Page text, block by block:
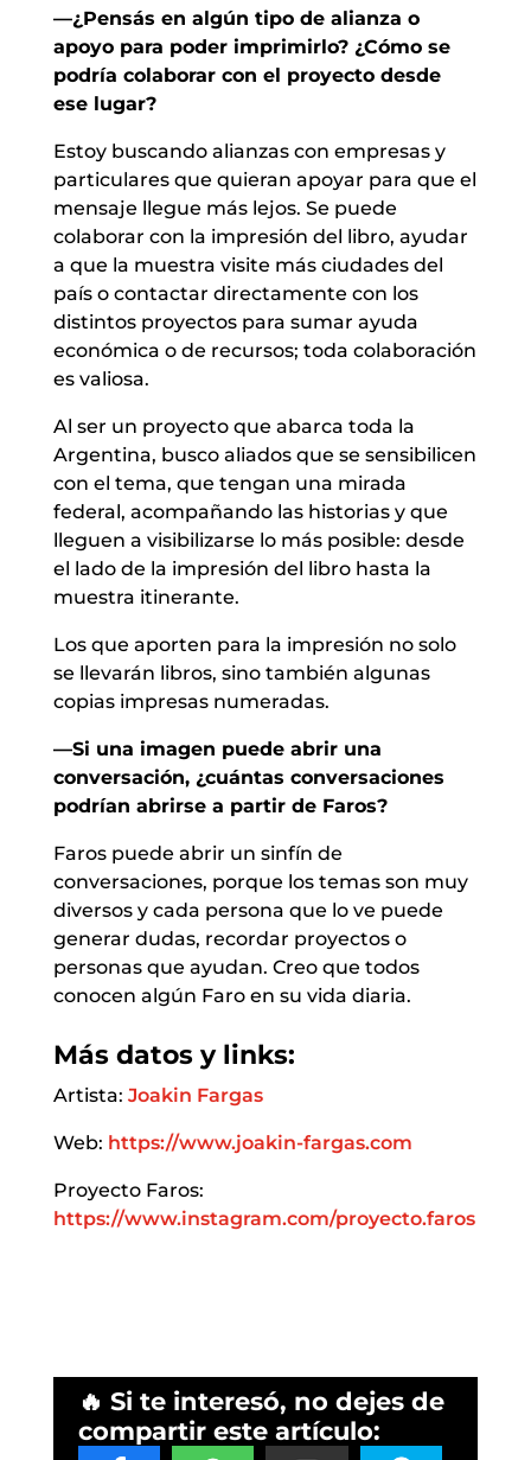
—¿Pensás en algún tipo de alianza o
apoyo para poder imprimirlo? ¿Cómo se
podría colaborar con el proyecto desde
ese lugar?
Estoy buscando alianzas con empresas y
particulares que quieran apoyar para que el
mensaje llegue más lejos. Se puede
colaborar con la impresión del libro, ayudar
a que la muestra visite más ciudades del
país o contactar directamente con los
distintos proyectos para sumar ayuda
económica o de recursos; toda colaboración
es valiosa.
Al ser un proyecto que abarca toda la
Argentina, busco aliados que se sensibilicen
con el tema, que tengan una mirada
federal, acompañando las historias y que
lleguen a visibilizarse lo más posible: desde
el lado de la impresión del libro hasta la
muestra itinerante.
Los que aporten para la impresión no solo
se llevarán libros, sino también algunas
copias impresas numeradas.
—Si una imagen puede abrir una
conversación, ¿cuántas conversaciones
podrían abrirse a partir de Faros?
Faros puede abrir un sinfín de
conversaciones, porque los temas son muy
diversos y cada persona que lo ve puede
generar dudas, recordar proyectos o
personas que ayudan. Creo que todos
conocen algún Faro en su vida diaria.
Más datos y links:
Artista: Joakin Fargas
Web: https://www.joakin-fargas.com
Proyecto Faros:
https://www.instagram.com/proyecto.faros
🔥 Si te interesó, no dejes de
compartir este artículo: